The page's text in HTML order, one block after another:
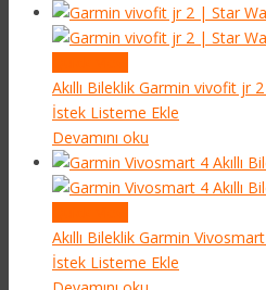
Akıllı Bileklik Garmin vivofit jr
İstek Listeme Ekle
Devamını oku
Akıllı Bileklik Garmin Vivosmart
İstek Listeme Ekle